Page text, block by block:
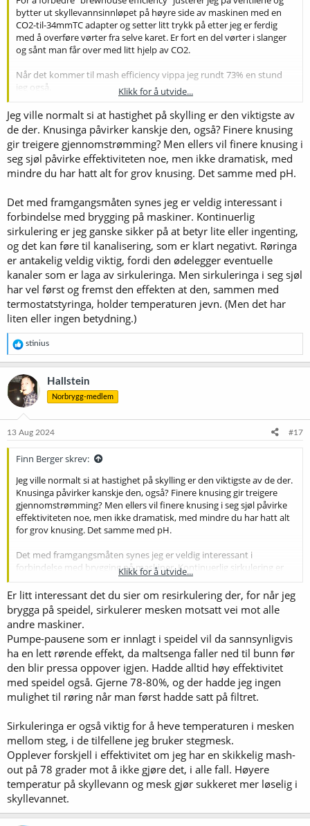
bytter ut skyllevannsinnløpet på høyre side av maskinen med en
CO2-til-34mmTC adapter og setter litt trykk på etter jeg er ferdig
med å overføre vørter fra selve karet. Er fort en del vørter i slanger
og sånt man får over med litt hjelp av CO2.
Når det kommer til mash efficiency vippa jeg rundt 73% en stund
jeg også.
Hos meg var det i all hovedsak 4 ting som bidro med å øke
effektiviteten til rundt 81-83% hvor jeg ligger ganske stabilt nå.
- Kontroll på meske pH (5.2-5.4)
- Riktig fremgangsmåte ved mesking (mash in, vent 15 minutter
_UTEN SIRKULERING_, sirkuler resten av tiden, rør 2-3 ganger, men
ikke noe mer røring når du begynner å varme opp mot mashout)
- Ny maltmølle med riktig justerte valser (Rollers crush @ 1.1-1.2
- Riktig kranteknikk... (Start rolig skylling, løft opp mesken 10-15cm.
Løft mesken 10cm omtrent annenhvert minutt til all mesken er
løftet ut av bryggeren. La mesken renne ordentlig av seg i 10-15min
før man løfter ut og tømmer ut maltet.)
Mesker du med mye hvete eller havre er det dessuten lurt å bruke
risskall.
Kort fortalt, riktig pH, riktig mesking, riktig knust malt og ikke for
rask skylling.
Klikk for å utvide...
Jeg ville normalt si at hastighet på skylling er den viktigste av
de der. Knusinga påvirker kanskje den, også? Finere knusing
gir treigere gjennomstrømming? Men ellers vil finere knusing i
seg sjøl påvirke effektiviteten noe, men ikke dramatisk, med
mindre du har hatt alt for grov knusing. Det samme med pH.
Det med framgangsmåten synes jeg er veldig interessant i
forbindelse med brygging på maskiner. Kontinuerlig
sirkulering er jeg ganske sikker på at betyr lite eller ingenting,
og det kan føre til kanalisering, som er klart negativt. Røringa
er antakelig veldig viktig, fordi den ødelegger eventuelle
kanaler som er laga av sirkuleringa. Men sirkuleringa i seg sjøl
har vel først og fremst den effekten at den, sammen med
termostatstyringa, holder temperaturen jevn. (Men det har
liten eller ingen betydning.)
R
e
a
k
s
j
o
e
stinius
Hallstein
Norbrygg-medlem
13 Aug 2024 #17
Finn Berger skrev:
Jeg ville normalt si at hastighet på skylling er den viktigste av de der.
Knusinga påvirker kanskje den, også? Finere knusing gir treigere
gjennomstrømming? Men ellers vil finere knusing i seg sjøl påvirke
effektiviteten noe, men ikke dramatisk, med mindre du har hatt alt
for grov knusing. Det samme med pH.
Det med framgangsmåten synes jeg er veldig interessant i
forbindelse med brygging på maskiner. Kontinuerlig sirkulering er
jeg ganske sikker på at betyr lite eller ingenting, og det kan føre til
kanalisering, som er klart negativt. Røringa er antakelig veldig viktig,
fordi den ødelegger eventuelle kanaler som er laga av sirkuleringa.
Men sirkuleringa i seg sjøl har vel først og fremst den effekten at
den, sammen med termostatstyringa, holder temperaturen jevn.
(Men det har liten eller ingen betydning.)
Klikk for å utvide...
Er litt interessant det du sier om resirkulering der, for når jeg
brygga på speidel, sirkulerer mesken motsatt vei mot alle
andre maskiner.
Pumpe-pausene som er innlagt i speidel vil da sannsynligvis
ha en lett rørende effekt, da maltsenga faller ned til bunn før
den blir pressa oppover igjen. Hadde alltid høy effektivitet
med speidel også. Gjerne 78-80%, og der hadde jeg ingen
mulighet til røring når man først hadde satt på filtret.
Sirkuleringa er også viktig for å heve temperaturen i mesken
mellom steg, i de tilfellene jeg bruker stegmesk.
Opplever forskjell i effektivitet om jeg har en skikkelig mash-
out på 78 grader mot å ikke gjøre det, i alle fall. Høyere
temperatur på skyllevann og mesk gjør sukkeret mer løselig i
skyllevannet.